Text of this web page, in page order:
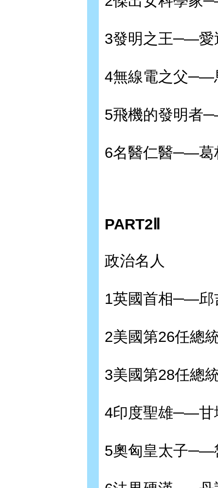
3發明之王─—愛
4無線電之父─—
5飛機的發明者
6名醫仁醫─—葛
PART2Ⅱ
政治名人
1英國首相─—邱
2美國第26任總
3美國第28任總
4印度聖雄─—甘
5奧匈皇太子─—